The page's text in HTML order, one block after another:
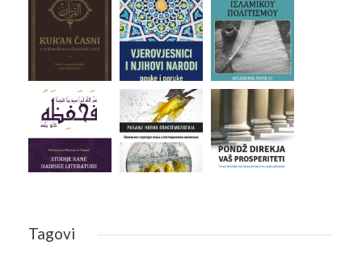
Tagovi